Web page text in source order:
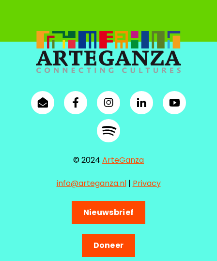
Nieuwsbrief
© 2024 ArteGanza
info@arteganza.nl| Privacy
Doneer